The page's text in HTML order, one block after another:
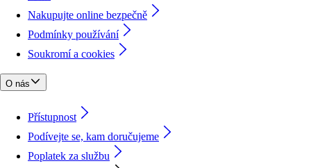
Nakupujte online bezpečně
Podmínky používání
Soukromí a cookies
O nás
Přístupnost
Podívejte se, kam doručujeme
Poplatek za službu